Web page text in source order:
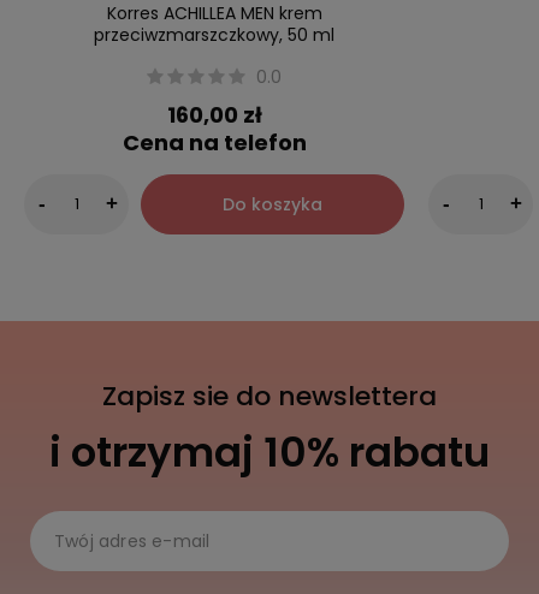
Korres ACHILLEA MEN krem
przeciwzmarszczkowy, 50 ml
0.0
160,00 zł
Cena na telefon
- + Do koszyka - +
Zapisz sie do newslettera
i otrzymaj 10% rabatu
Twój adres e-mail